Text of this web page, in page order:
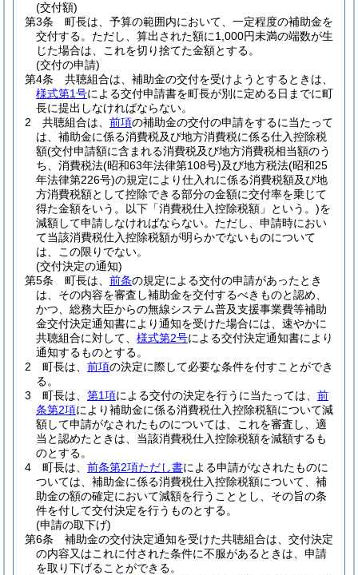
(交付額)
第3条
町長は、予算の範囲内において、一定程度の補助金を
交付する。 ただし、算出された額に1,000円未満の端数が生
じた場合は、これを切り捨てた金額とする。
(交付の申請)
第4条
共聴組合は、補助金の交付を受けようとするときは、
様式第1号による交付申請書を町長が別に定める日までに町
長に提出しなければならない。
2
共聴組合は、 前項の補助金の交付の申請をするに当たって
は、補助金に係る消費税及び地方消費税に係る仕入控除税
額(交付申請額に含まれる消費税及び地方消費税相当額のう
ち、消費税法(昭和63年法律第108号)及び地方税法(昭和25
年法律第226号)の規定により仕入れに係る消費税額及び地
方消費税額として控除できる部分の金額に交付率を乗じて
得た金額をいう。以下「消費税仕入控除税額」という。)を
減額して申請しなければならない。 ただし、申請時におい
て当該消費税仕入控除税額が明らかでないものについて
は、この限りでない。
(交付決定の通知)
第5条
町長は、 前条の規定による交付の申請があったとき
は、その内容を審査し補助金を交付するべきものと認め、
かつ、総務大臣からの無線システム普及支援事業費等補助
金交付決定通知書により通知を受けた場合には、速やかに
共聴組合に対して、 様式第2号による交付決定通知書により
通知するものとする。
2
町長は、 前項の決定に際して必要な条件を付すことができ
る。
3
町長は、 第1項による交付の決定を行うに当たっては、 前
条第2項により補助金に係る消費税仕入控除税額について減
額して申請がなされたものについては、これを審査し、適
当と認めたときは、当該消費税仕入控除税額を減額するも
のとする。
4
町長は、 前条第2項ただし書による申請がなされたものに
ついては、補助金に係る消費税仕入控除税額について、補
助金の額の確定において減額を行うこととし、その旨の条
件を付して交付決定を行うものとする。
(申請の取下げ)
第6条
補助金の交付決定通知を受けた共聴組合は、交付決定
の内容又はこれに付された条件に不服があるときは、申請
を取り下げることができる。